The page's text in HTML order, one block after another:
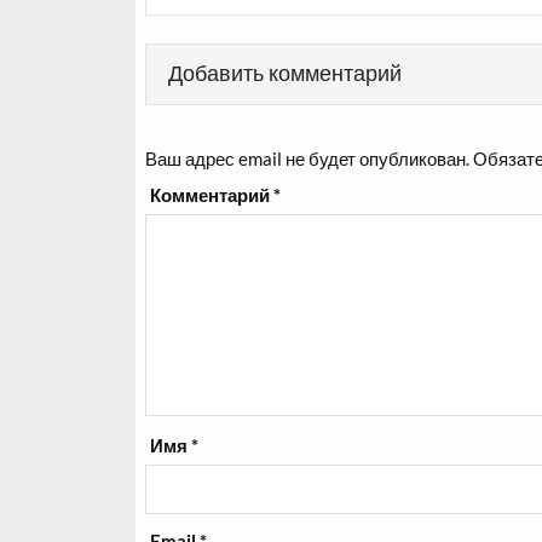
Добавить комментарий
Ваш адрес email не будет опубликован.
Комментарий*
Имя*